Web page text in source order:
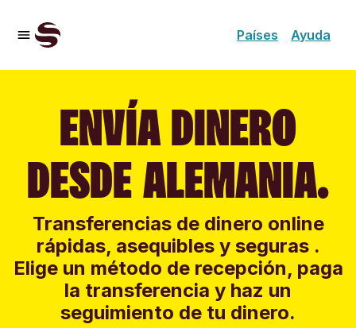
Países Ayuda
ENVÍA DINERO
DESDE ALEMANIA.
Transferencias de dinero online
rápidas, asequibles y seguras .
Elige un método de recepción, paga
la transferencia y haz un
seguimiento de tu dinero.